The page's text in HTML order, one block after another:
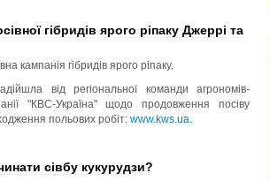
гібридів ярого ріпаку Джеррі та
кампанія гібридів ярого ріпаку.
від регіональної команди агрономів-
"КВС-Україна" щодо продовження посіву
польових робіт: www.kws.ua
сівбу кукурудзи?